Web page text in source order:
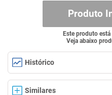
Produto
Este produto
Veja abaixo
Histórico
Similares